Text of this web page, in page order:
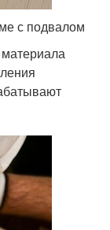
с подвалом